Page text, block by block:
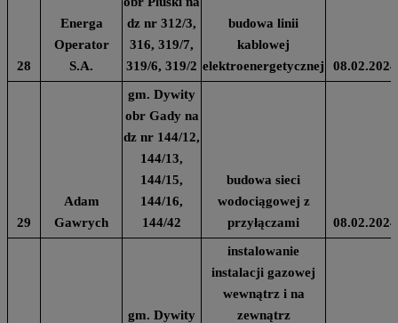
28
Energa
Operator
S.A.
dz nr 312/3,
316, 319/7,
319/6, 319/2
budowa linii
kablowej
elektroenergetycznej
08.02.2024
29
Adam
Gawrych
gm. Dywity
obr Gady na
dz nr 144/12,
144/13,
144/15,
144/16,
144/42
budowa sieci
wodociągowej z
przyłączami
08.02.2024
gm. Dywity
instalowanie
instalacji gazowej
wewnątrz i na
zewnątrz